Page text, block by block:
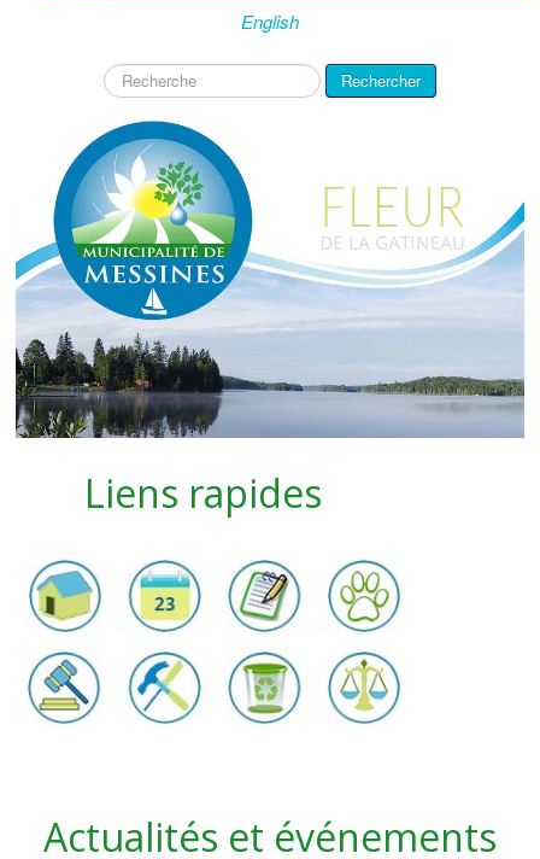
English
Rechercher Rechercher
Liens rapides
Actualités et événements